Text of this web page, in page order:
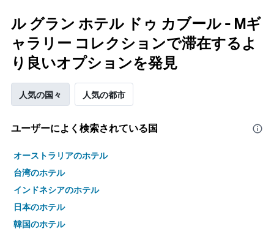
ル グラン ホテル ドゥ カブール - Mギ
ャラリー コレクションで滞在するよ
り良いオプションを発見
人気の国々 人気の都市
ユーザーによく検索されている国
オーストラリアのホテル
台湾のホテル
インドネシアのホテル
日本のホテル
韓国のホテル